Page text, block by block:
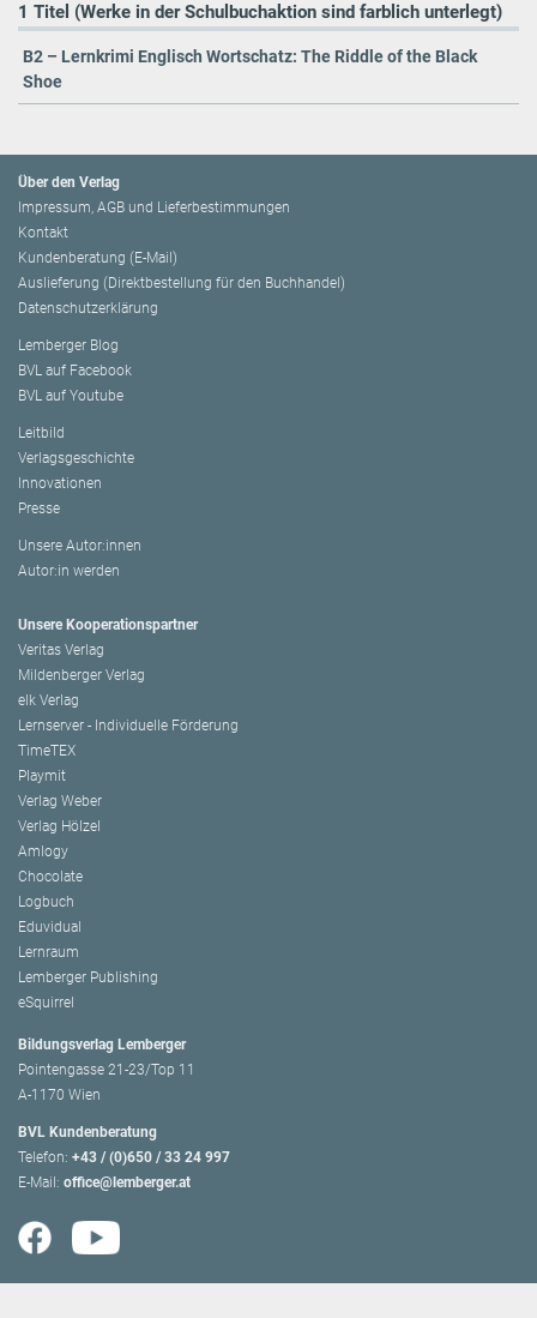
1 Titel (Werke in der Schulbuchaktion sind farblich unterlegt)
B2 – Lernkrimi Englisch Wortschatz: The Riddle of the Black
Shoe
Über den Verlag
Impressum, AGB und Lieferbestimmungen
Kontakt
Kundenberatung (E-Mail)
Auslieferung (Direktbestellung für den Buchhandel)
Datenschutzerklärung
Lemberger Blog
BVL auf Facebook
BVL auf Youtube
Leitbild
Verlagsgeschichte
Innovationen
Presse
Unsere Autor:innen
Autor:in werden
Unsere Kooperationspartner
Veritas Verlag
Mildenberger Verlag
elk Verlag
Lernserver - Individuelle Förderung
TimeTEX
Playmit
Verlag Weber
Verlag Hölzel
Amlogy
Chocolate
Logbuch
Eduvidual
Lernraum
Lemberger Publishing
eSquirrel
Bildungsverlag Lemberger
Pointengasse 21-23/Top 11
A-1170 Wien
BVL Kundenberatung
Telefon: +43 / (0)650 / 33 24 997
E-Mail: office@lemberger.at